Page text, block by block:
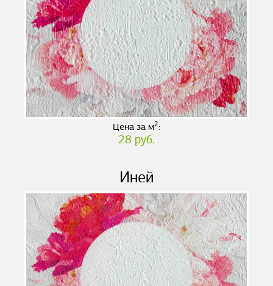
Цена за м2:
28 руб.
Иней